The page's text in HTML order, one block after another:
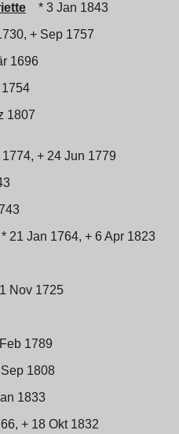
* 3 Jan 1843
+ Sep 1757
1696
1807
+ 24 Jun 1779
* 21 Jan 1764, + 6 Apr 1823
Nov 1725
1789
1808
1833
+ 18 Okt 1832